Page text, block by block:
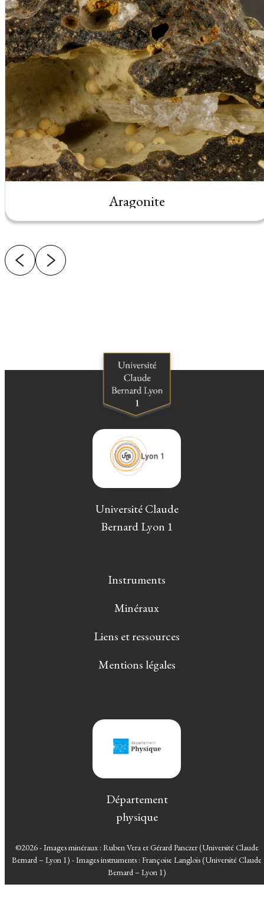
Aragonite
Université Claude
Bernard Lyon 1
Instruments
Minéraux
Liens et ressources
Mentions légales
Département
physique
©2026 - Images minéraux : Ruben Vera et Gérard Panczer (Université Claude
Bernard – Lyon 1) - Images instruments : Françoise Langlois (Université Claude
Bernard – Lyon 1)